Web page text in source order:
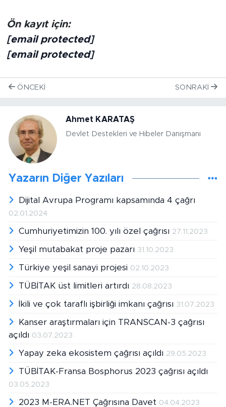
Ön kayıt için:
[email protected]
[email protected]
ÖNCEKI SONRAKI
Ahmet KARATAŞ
Devlet Destekleri ve Hibeler Danışmanı
Yazarın Diğer Yazıları
Dijital Avrupa Programı kapsamında 4 çağrı
02.01.2024
Cumhuriyetimizin 100. yılı özel çağrısı 27.11.2023
Yeşil mutabakat proje pazarı 31.10.2023
Türkiye yeşil sanayi projesi 02.10.2023
TÜBİTAK üst limitleri artırdı 28.08.2023
İkili ve çok taraflı işbirliği imkanı çağrısı 31.07.2023
Kanser araştırmaları için TRANSCAN-3 çağrısı
açıldı 03.07.2023
Yapay zeka ekosistem çağrısı açıldı 29.05.2023
TÜBİTAK-Fransa Bosphorus 2023 çağrısı açıldı
03.05.2023
2023 M-ERA.NET Çağrısına Davet 04.04.2023